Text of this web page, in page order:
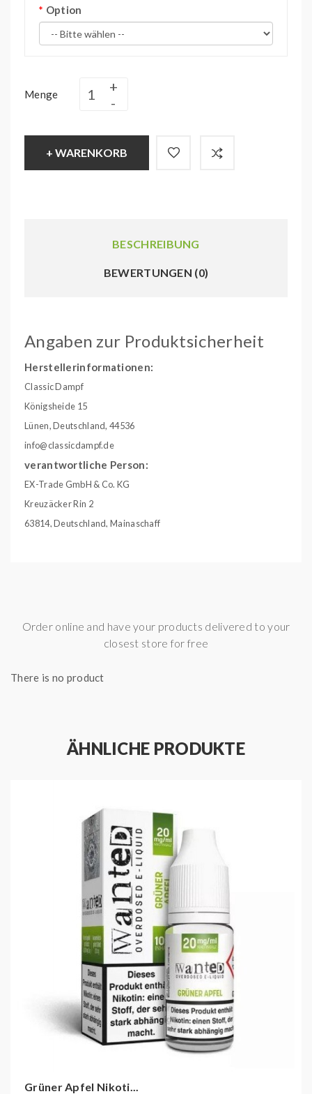
Option
Menge
+ WARENKORB
BESCHREIBUNG
BEWERTUNGEN (0)
Angaben zur Produktsicherheit
Herstellerinformationen:
Classic Dampf
Königsheide 15
Lünen, Deutschland, 44536
info@classicdampf.de
verantwortliche Person:
EX-Trade GmbH & Co. KG
Kreuzäcker Rin 2
63814, Deutschland, Mainaschaff
Order online and have your products delivered to your
closest store for free
There is no product
ÄHNLICHE PRODUKTE
Grüner Apfel Nikoti...